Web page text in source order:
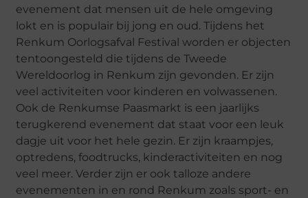
evenement dat mensen uit de hele omgeving
lokt en is populair bij jong en oud. Tijdens het
Renkum Oorlogsafval Festival worden er objecten
tentoongesteld die tijdens de Tweede
Wereldoorlog in Renkum zijn gevonden. Er zijn
veel activiteiten voor kinderen en volwassenen.
Ook de Renkumse Paasmarkt is een jaarlijks
terugkerend evenement dat staat voor een leuk
dagje uit voor het hele gezin. Er zijn kraampjes,
optredens, foodtrucks, kinderactiviteiten en nog
veel meer. Verder zijn er ook talloze andere
evenementen in en rond Renkum zoals sport- en